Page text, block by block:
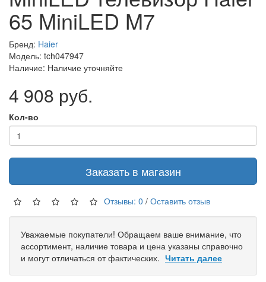
65 MiniLED M7
Бренд: Haier
Модель: tch047947
Наличие: Наличие уточняйте
4 908 руб.
Кол-во
Заказать в магазин
Отзывы: 0 / Оставить отзыв
Уважаемые покупатели! Обращаем ваше внимание, что
ассортимент, наличие товара и цена указаны справочно
и могут отличаться от фактических. Читать далее